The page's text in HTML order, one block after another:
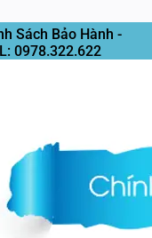
Sách Bảo Hành -
0978.322.622